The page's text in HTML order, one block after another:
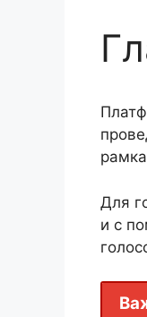
Для
и с